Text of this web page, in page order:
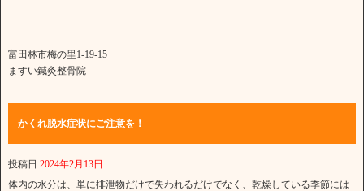
富田林市梅の里1-19-15
ますい鍼灸整骨院
かくれ脱水症状にご注意を！
投稿日 2024年2月13日
体内の水分は、単に排泄物だけで失われるだけでなく、乾燥している季節には